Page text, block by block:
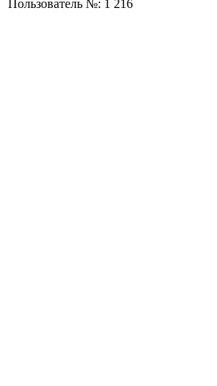
Пользователь №: 1 216